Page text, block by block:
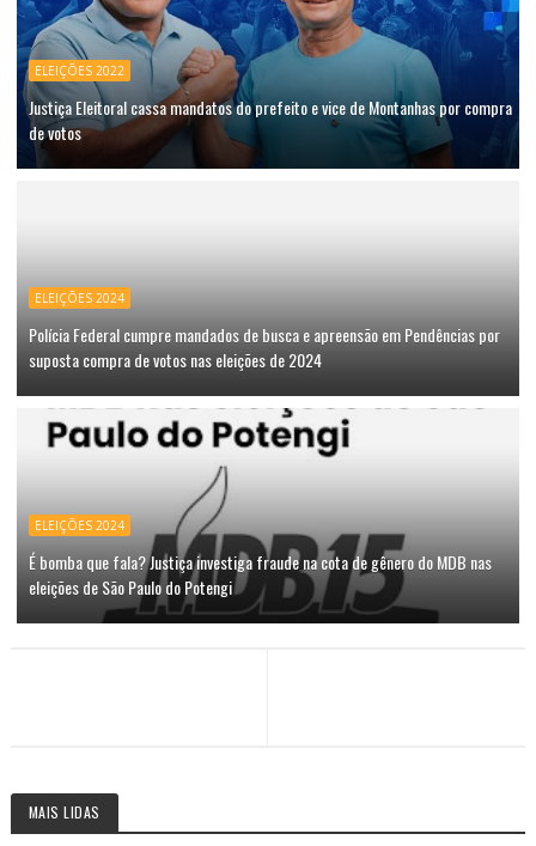
ELEIÇÕES 2022
Justiça Eleitoral cassa mandatos do prefeito e vice de Montanhas por compra
de votos
ELEIÇÕES 2024
Polícia Federal cumpre mandados de busca e apreensão em Pendências por
suposta compra de votos nas eleições de 2024
ELEIÇÕES 2024
É bomba que fala? Justiça investiga fraude na cota de gênero do MDB nas
eleições de São Paulo do Potengi
MAIS LIDAS